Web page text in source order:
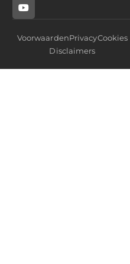
VoorwaardenPrivacyCookies
Disclaimers